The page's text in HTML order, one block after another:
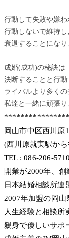
行動して失敗や嫌わ
行動しないで維持し
衰退することになり
成婚(成功)の秘訣は
決断することと行動
ライバルより多くの
私達と一緒に頑張り
岡山市中区西川原
(西川原就実駅か
TEL : 086-206-5710
開業が2000年、創
日本結婚相談所連
2007年加盟の岡山
人生経験と相談所
親身で優しいサポ